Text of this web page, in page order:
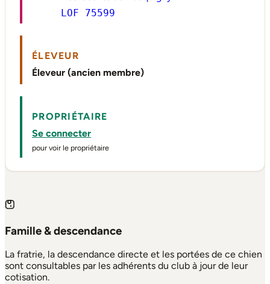
LOF 75599
ÉLEVEUR
Éleveur (ancien membre)
PROPRIÉTAIRE
Se connecter
pour voir le propriétaire
Famille & descendance
La fratrie, la descendance directe et les portées de ce chien
sont consultables par les adhérents du club à jour de leur
cotisation.